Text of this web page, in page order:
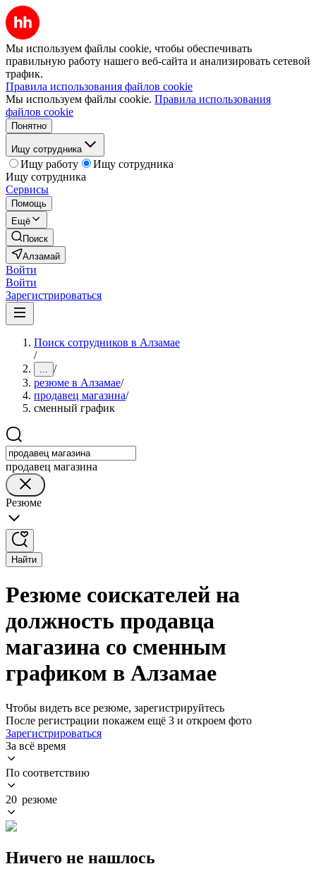
Мы используем файлы cookie, чтобы обеспечивать
правильную работу нашего веб-сайта и анализировать сетевой
трафик.
Правила использования файлов cookie
Мы используем файлы cookie. Правила использования
файлов cookie
Понятно
Ищу сотрудника
Ищу работу
Ищу сотрудника
Ищу сотрудника
Сервисы
Помощь
Ещё
Поиск
Алзамай
Войти
Войти
Зарегистрироваться
Поиск сотрудников в Алзамае
/
... /
резюме в Алзамае/
продавец магазина/
сменный график
продавец магазина
Резюме
Найти
Резюме соискателей на
должность продавца
магазина со сменным
графиком в Алзамае
Чтобы видеть все резюме, зарегистрируйтесь
После регистрации покажем ещё 3 и откроем фото
Зарегистрироваться
За всё время
По соответствию
20 резюме
Ничего не нашлось